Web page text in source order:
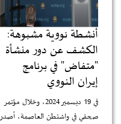
أنشطة نووية مشبوهة:
الكشف عن دور منشأة
"متفاض" في برنامج
إيران النووي
في 19 ديسمبر 2024، وخلال مؤتمر
صحفي في واشنطن العاصمة، أصدر